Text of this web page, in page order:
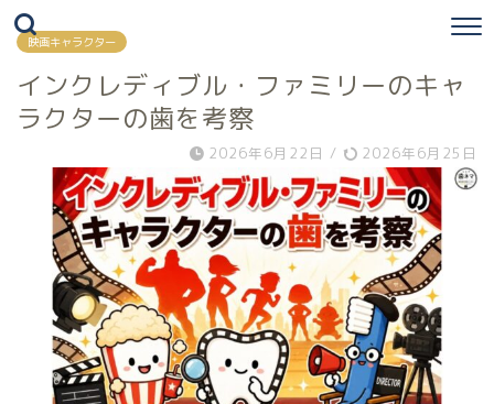
映画キャラクター
インクレディブル・ファミリーのキャ
ラクターの歯を考察
2026年6月22日 / 2026年6月25日